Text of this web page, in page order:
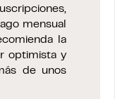
mensual
la
optimista y
de unos